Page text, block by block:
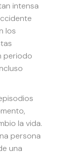
intensa
los
periodo
la vida.
persona
una